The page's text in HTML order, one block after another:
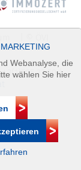
32 50 |
MARKETING
Webanalyse, die
wählen Sie hier